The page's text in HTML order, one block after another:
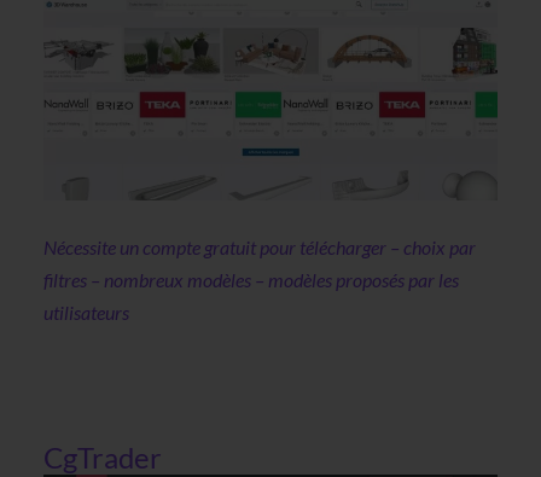
Nécessite un compte gratuit pour télécharger – choix par
filtres – nombreux modèles – modèles proposés par les
utilisateurs
CgTrader